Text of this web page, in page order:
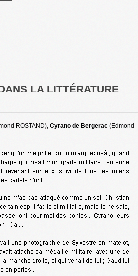
LA LITTÉRATURE
ROSTAND), Cyrano de Bergerac(Edmond